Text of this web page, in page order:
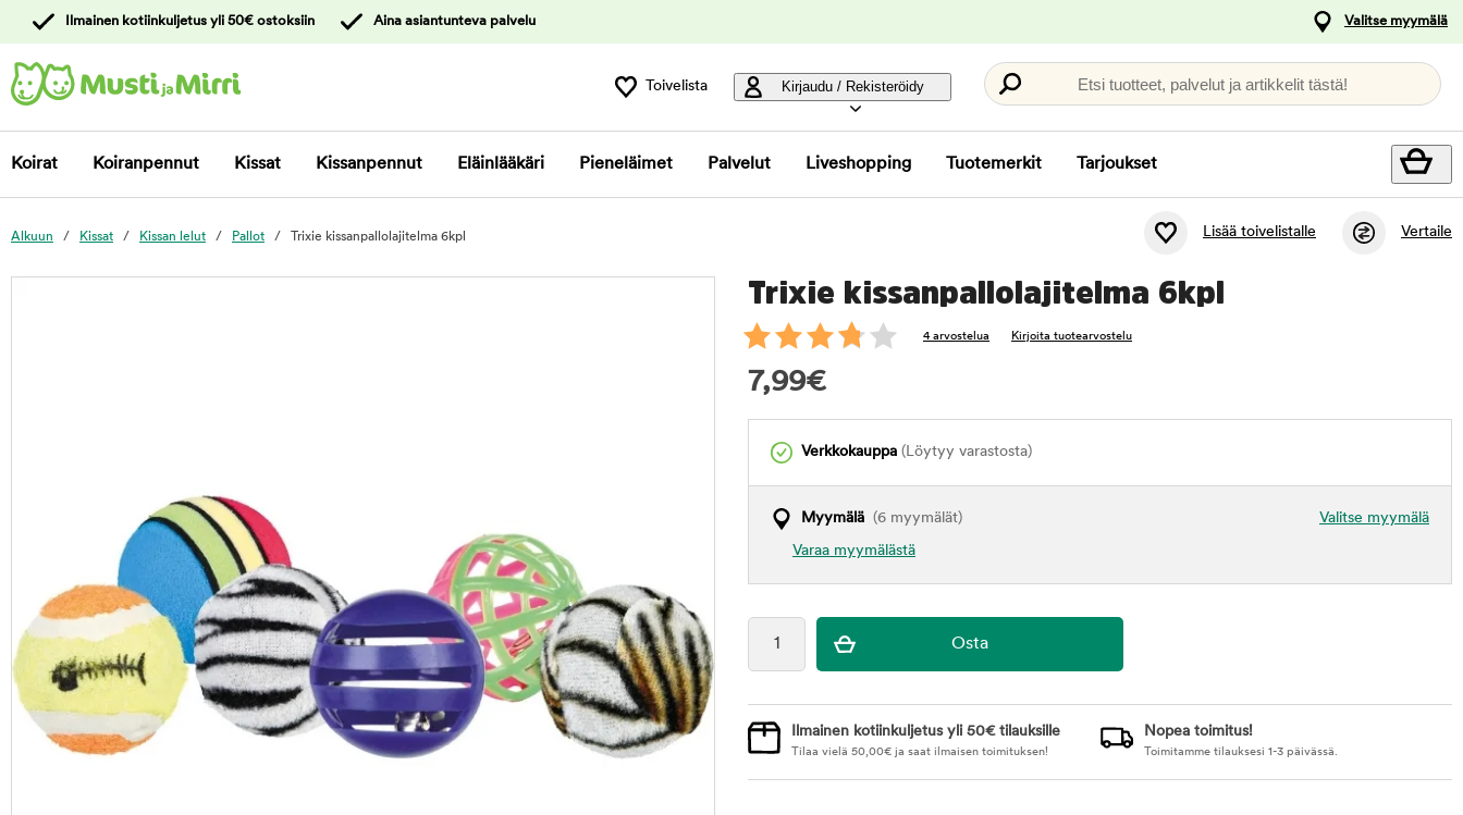
asiakaspalveluun
Ilmainen kotiinkuljetus yli 50€ ostoksiin Aina asiantunteva palvelu Valitse myymälä
Toivelista Kirjaudu / Rekisteröidy Etsi tuotteet, palvelut ja artikkelit tästä!
Koirat Koiranpennut Kissat Kissanpennut Eläinlääkäri Pieneläimet Palvelut Liveshopping Tuotemerkit Tarjoukset
Alkuun Kissat Kissan lelut Pallot Trixie kissanpallolajitelma 6kpl Lisää toivelistalle Vertaile
Trixie kissanpallolajitelma 6kpl
4 arvostelua Kirjoita tuotearvostelu
7,99€
Verkkokauppa (Löytyy varastosta)
Valitse myymälä
Myymälä (6 myymälät)
Varaa myymälästä
Ilmainen kotiinkuljetus yli 50€ tilauksille
Tilaa vielä 50,00€ ja saat ilmaisen toimituksen!
Nopea toimitus!
Toimitamme tilauksesi 1-3 päivässä.